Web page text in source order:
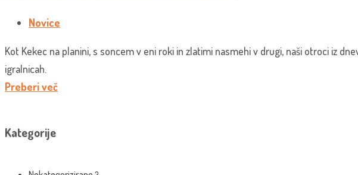
Novice
Kot Kekec na planini, s soncem v eni roki in zlatimi nasmehi v drugi, naši otroci iz
igralnicah.
Preberi več
Kategorije